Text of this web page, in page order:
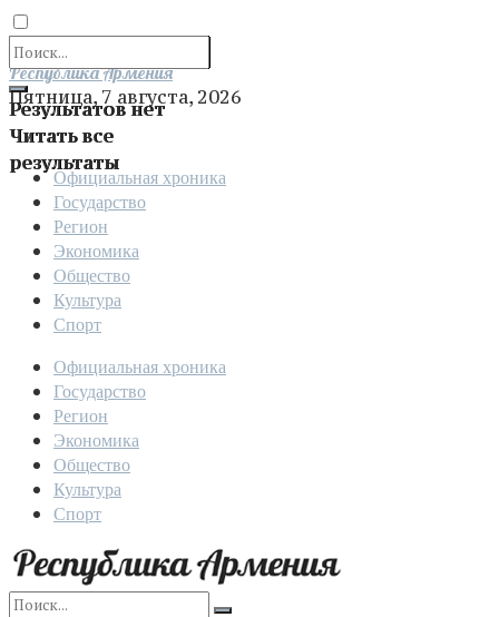
Результатов нет
Читать все
результаты
Отправить
Республика Армения
Пятница, 7 августа, 2026
Официальная хроника
Государство
Регион
Экономика
Общество
Культура
Спорт
Официальная хроника
Государство
Регион
Экономика
Общество
Культура
Спорт